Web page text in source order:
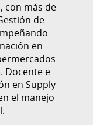
con más de
de
en
Docente e
en Supply
el manejo